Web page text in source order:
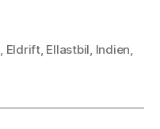
, Eldrift, Ellastbil, Indien,